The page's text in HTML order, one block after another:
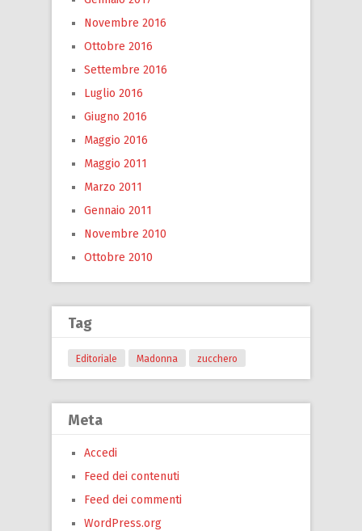
Novembre 2016
Ottobre 2016
Settembre 2016
Luglio 2016
Giugno 2016
Maggio 2016
Maggio 2011
Marzo 2011
Gennaio 2011
Novembre 2010
Ottobre 2010
Tag
Editoriale Madonna zucchero
Meta
Accedi
Feed dei contenuti
Feed dei commenti
WordPress.org